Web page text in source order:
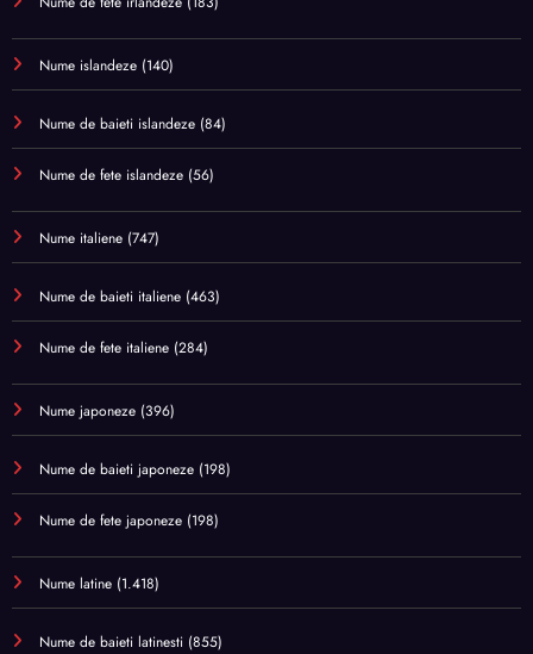
Nume islandeze (140)
Nume de baieti islandeze (84)
Nume de fete islandeze (56)
Nume italiene (747)
Nume de baieti italiene (463)
Nume de fete italiene (284)
Nume japoneze (396)
Nume de baieti japoneze (198)
Nume de fete japoneze (198)
Nume latine (1.418)
Nume de baieti latinesti (855)